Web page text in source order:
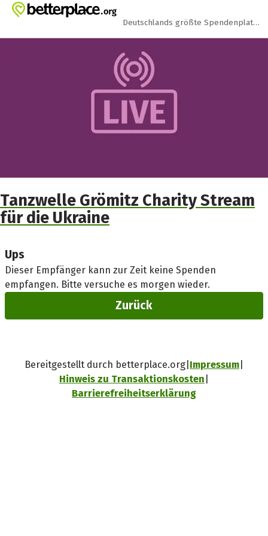
Zum Hauptinhalt springen
Erklärung zur Barrierefreiheit anzeigen
Deutschlands größte Spendenplattform
Tanzwelle Grömitz Charity Stream
für die Ukraine
Ups
Dieser Empfänger kann zur Zeit keine Spenden
empfangen. Bitte versuche es morgen wieder.
Zurück
Bereitgestellt durch betterplace.org Impressum
Hinweis zu Transaktionskosten
Barrierefreiheitserklärung